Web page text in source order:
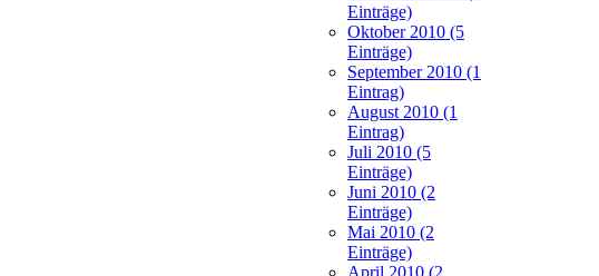
Einträge)
Oktober 2010 (5
Einträge)
September 2010 (1
Eintrag)
August 2010 (1
Eintrag)
Juli 2010 (5
Einträge)
Juni 2010 (2
Einträge)
Mai 2010 (2
Einträge)
April 2010 (2